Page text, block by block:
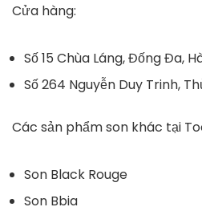
Cửa hàng:
Số 15 Chùa Láng, Đống Đa,
Số 264 Nguyễn Duy Trinh,
Các sản phẩm son khác tại
Son Black Rouge
Son Bbia